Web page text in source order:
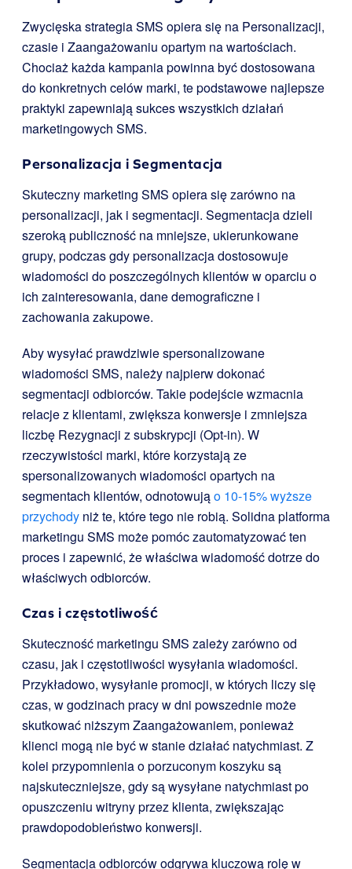
Zwycięska strategia SMS opiera się na Personalizacji,
czasie i Zaangażowaniu opartym na wartościach.
Chociaż każda kampania powinna być dostosowana
do konkretnych celów marki, te podstawowe najlepsze
praktyki zapewniają sukces wszystkich działań
marketingowych SMS.
Personalizacja i Segmentacja
Skuteczny marketing SMS opiera się zarówno na
personalizacji, jak i segmentacji. Segmentacja dzieli
szeroką publiczność na mniejsze, ukierunkowane
grupy, podczas gdy personalizacja dostosowuje
wiadomości do poszczególnych klientów w oparciu o
ich zainteresowania, dane demograficzne i
zachowania zakupowe.
Aby wysyłać prawdziwie spersonalizowane
wiadomości SMS, należy najpierw dokonać
segmentacji odbiorców. Takie podejście wzmacnia
relacje z klientami, zwiększa konwersje i zmniejsza
liczbę Rezygnacji z subskrypcji (Opt-in). W
rzeczywistości marki, które korzystają ze
spersonalizowanych wiadomości opartych na
segmentach klientów, odnotowująo 10-15% wyższe
przychody niż te, które tego nie robią. Solidna platforma
marketingu SMS może pomóc zautomatyzować ten
proces i zapewnić, że właściwa wiadomość dotrze do
właściwych odbiorców.
Czas i częstotliwość
Skuteczność marketingu SMS zależy zarówno od
czasu, jak i częstotliwości wysyłania wiadomości.
Przykładowo, wysyłanie promocji, w których liczy się
czas, w godzinach pracy w dni powszednie może
skutkować niższym Zaangażowaniem, ponieważ
klienci mogą nie być w stanie działać natychmiast. Z
kolei przypomnienia o porzuconym koszyku są
najskuteczniejsze, gdy są wysyłane natychmiast po
opuszczeniu witryny przez klienta, zwiększając
prawdopodobieństwo konwersji.
Segmentacja odbiorców odgrywa kluczową rolę w